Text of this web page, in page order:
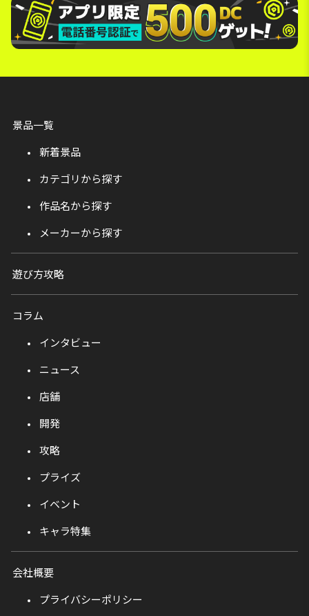
景品一覧
新着景品
カテゴリから探す
作品名から探す
メーカーから探す
遊び方攻略
コラム
インタビュー
ニュース
店舗
開発
攻略
プライズ
イベント
キャラ特集
会社概要
プライバシーポリシー